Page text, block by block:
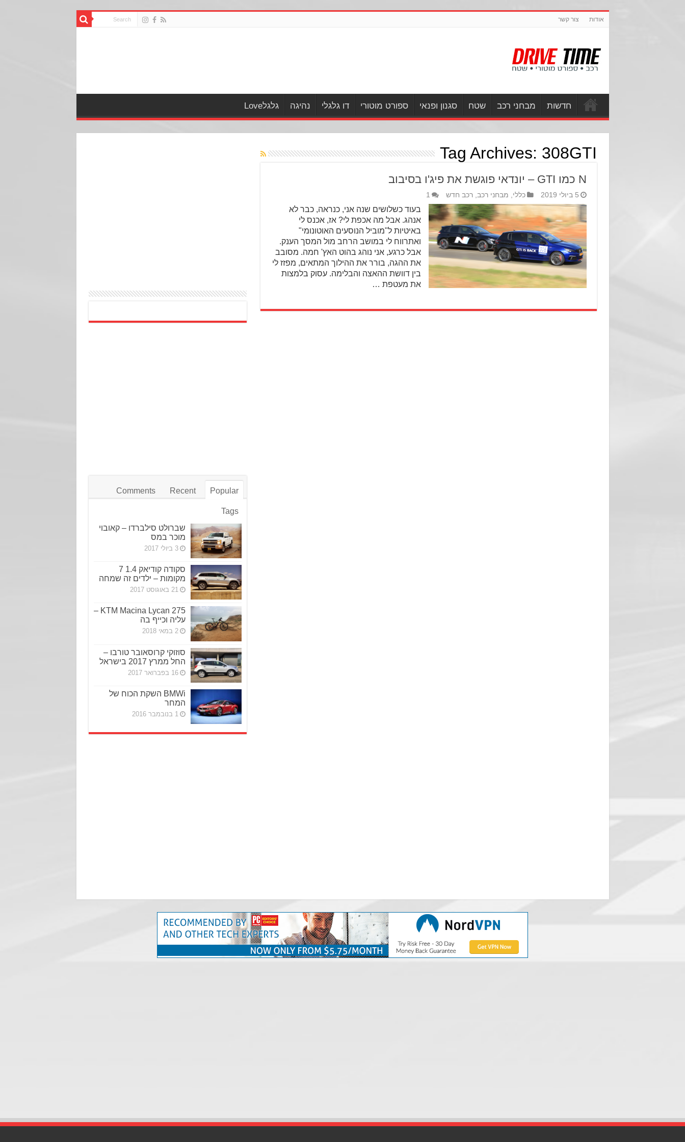
אודות צור קשר
חדשות מבחני רכב שטח סגנון ופנאי ספורט מוטורי דו גלגלי נהיגה גלגלLove
Tag Archives: 308GTI
N כמו GTI – יונדאי פוגשת את פיג'ו בסיבוב
5 ביולי 2019 כללי, מבחני רכב,רכב חדש 1
בעוד כשלושים שנה אני, כנראה, כבר לא
אנהג. אבל מה אכפת לי? אז, אכנס לי
באיטיות ל"מוביל הנוסעים האוטונומי"
ואתרווח לי במושב הרחב מול המסך הענק.
אבל כרגע, אני נוהג בהוט האץ' חמה. מסובב
את ההגה, בורר את ההילוך המתאים, מפזז לי
בין דוושת ההאצה והבלימה. עסוק בלמצות
את מעטפת …
Popular
Recent
Comments
Tags
שברולט סילברדו – קאובוי
מוכר במס
3 ביולי 2017
סקודה קודיאק 1.4 7
מקומות – ילדים זה שמחה
21 באוגוסט 2017
KTM Macina Lycan 275 –
עליה וכייף בה
2 במאי 2018
סוזוקי קרוסאובר טורבו –
החל ממרץ 2017 בישראל
16 בפברואר 2017
BMWi השקת הכוח של
המחר
1 בנובמבר 2016